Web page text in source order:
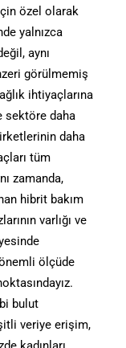
özel olarak
yalnızca
aynı
görülmemiş
ihtiyaçlarına
sektöre daha
daha
tüm
zamanda,
hibrit bakım
varlığı ve
ölçüde
bulut
veriye erişim,